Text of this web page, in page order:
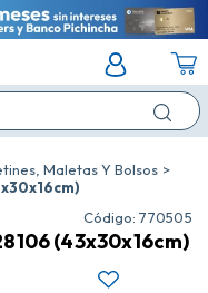
Maletas Y Bolsos
: 770505
(43x30x16cm)